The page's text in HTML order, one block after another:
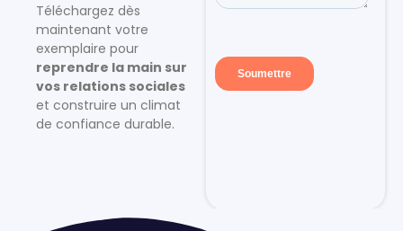
Téléchargez dès
maintenant votre
exemplaire pour
reprendre la main sur
vos relations sociales
et construire un climat
de confiance durable.